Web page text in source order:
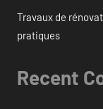
Travaux de
pratiques
Recent